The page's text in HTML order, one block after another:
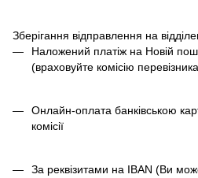
Зберігання відправлення на
Наложений платіж на Новій
(враховуйте комісію
Онлайн-оплата банківською
комісії
За реквізитами на IBAN (Ви